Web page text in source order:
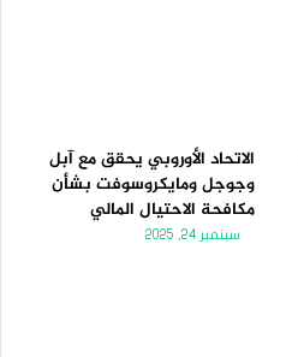
الاتحاد الأوروبي يحقق مع آبل
وجوجل ومايكروسوفت بشأن
مكافحة الاحتيال المالي
سبتمبر 24, 2025